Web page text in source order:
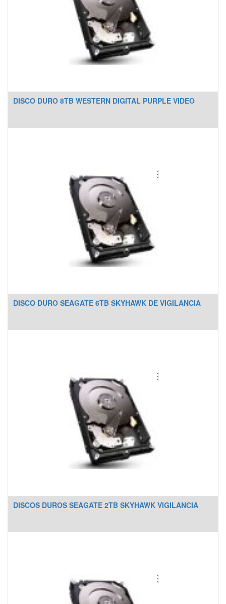
DISCO DURO 8TB WESTERN DIGITAL PURPLE VIDEO
DISCO DURO SEAGATE 6TB SKYHAWK DE VIGILANCIA
DISCOS DUROS SEAGATE 2TB SKYHAWK VIGILANCIA